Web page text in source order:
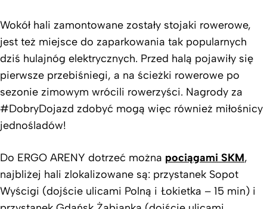
Wokół hali zamontowane zostały stojaki rowerowe,
jest też miejsce do zaparkowania tak popularnych
dziś hulajnóg elektrycznych. Przed halą pojawiły się
pierwsze przebiśniegi, a na ścieżki rowerowe po
sezonie zimowym wrócili rowerzyści. Nagrody za
#DobryDojazd zdobyć mogą więc również miłośnicy
jednośladów!
Do ERGO ARENY dotrzeć można pociągami SKM,
najbliżej hali zlokalizowane są: przystanek Sopot
Wyścigi (dojście ulicami Polną i Łokietka – 15 min) i